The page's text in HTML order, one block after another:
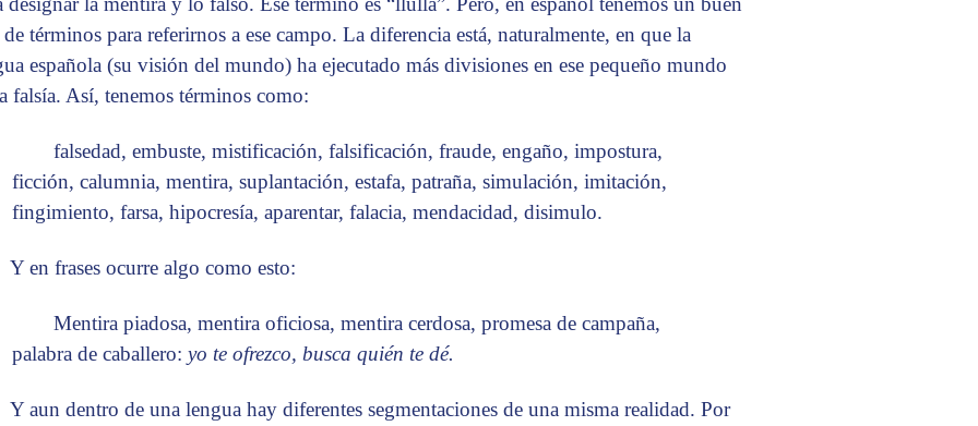
términos para referirnos a ese campo. La diferencia está, naturalmente, en que la
española (su visión del mundo) ha ejecutado más divisiones en ese pequeño mundo
falsía. Así, tenemos términos como:
falsedad, embuste, mistificación, falsificación, fraude, engaño, impostura,
ficción, calumnia, mentira, suplantación, estafa, patraña, simulación, imitación,
fingimiento, farsa, hipocresía, aparentar, falacia, mendacidad, disimulo.
Y en frases ocurre algo como esto:
Mentira piadosa, mentira oficiosa, mentira cerdosa, promesa de campaña,
palabra de caballero: yo te ofrezco, busca quién te dé.
Y aun dentro de una lengua hay diferentes segmentaciones de una misma realidad. Por